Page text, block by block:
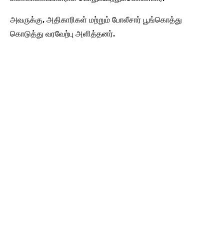
அவருக்கு, அதிகாரிகள் மற்றும் போலீசார் பூங்கொத்து
கொடுத்து வரவேற்பு அளித்தனர்.